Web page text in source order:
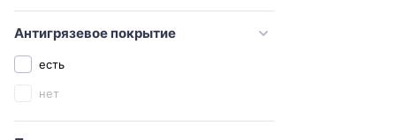
Антигрязевое покрытие
есть
нет